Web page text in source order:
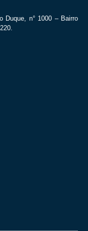
Duque, n° 1000 – Bairro